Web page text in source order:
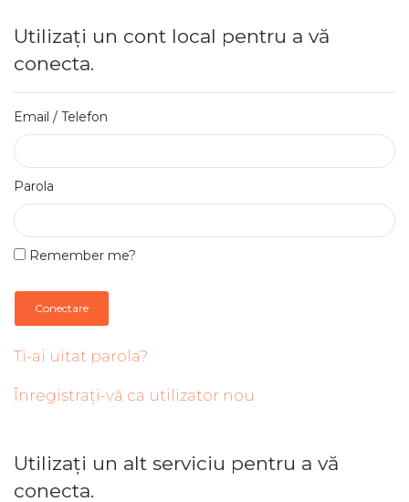
Utilizați un cont local pentru a vă
conecta.
Email / Telefon
Parola
Remember me?
Conectare
Ti-ai uitat parola?
Înregistrați-vă ca utilizator nou
Utilizați un alt serviciu pentru a vă
conecta.